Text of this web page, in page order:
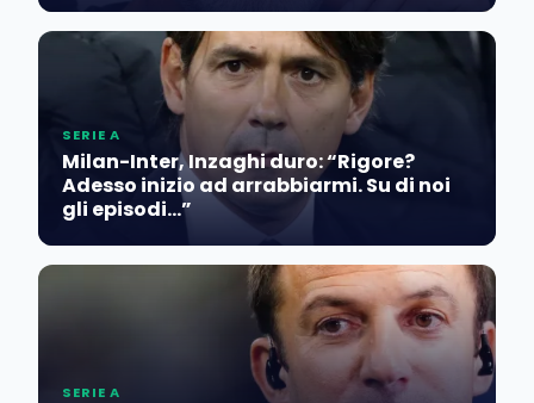
SERIE A
Milan-Inter, Inzaghi duro: “Rigore?
Adesso inizio ad arrabbiarmi. Su di noi
gli episodi…”
SERIE A